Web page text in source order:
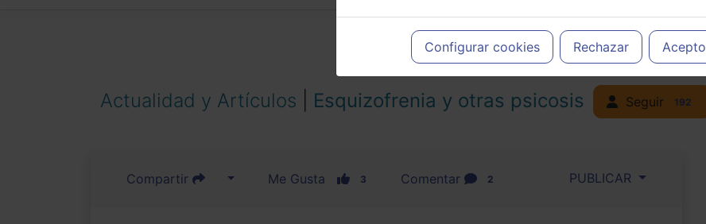
medicamentos y decidir, en cada caso concreto, el tratamiento más
adecuado a las necesidades del paciente.
Configurar cookies Rechazar Acepto
Actualidad y Artículos Esquizofrenia y otras psicosis Seguir 192
Compartir Me Gusta 3 Comentar 2 PUBLICAR